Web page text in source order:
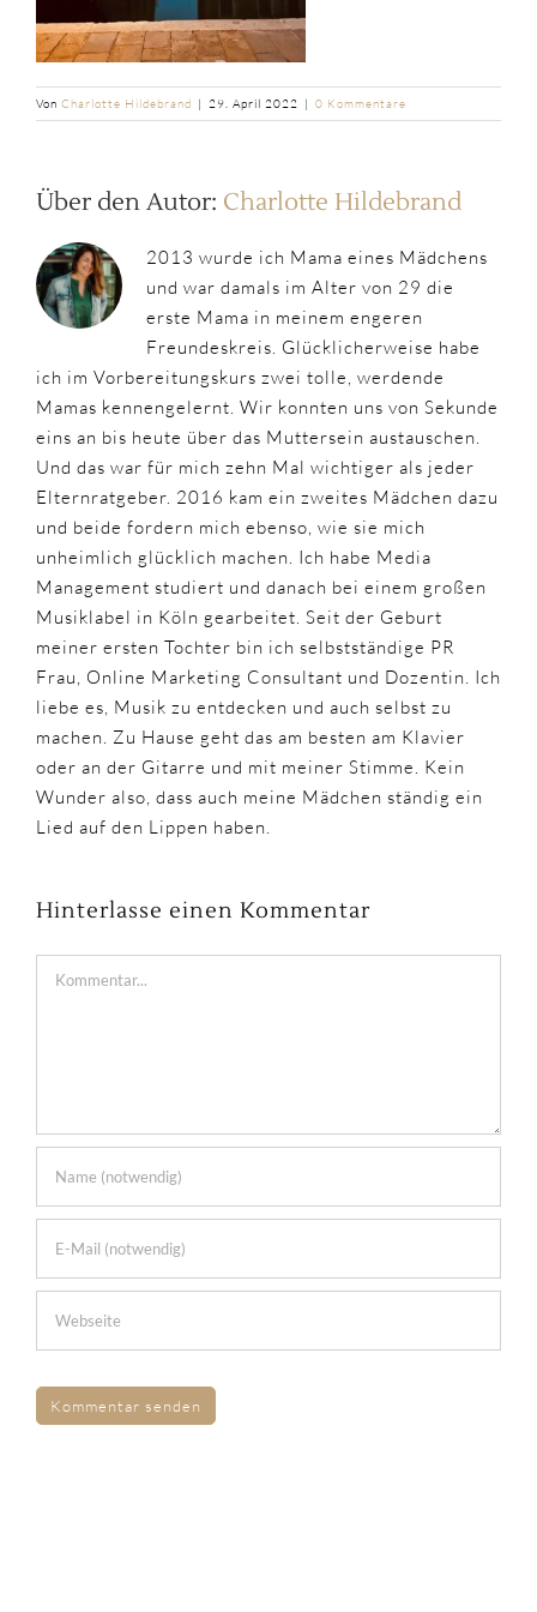
Von Charlotte Hildebrand | 29. April 2022 | 0 Kommentare
Über den Autor: Charlotte Hildebrand
2013 wurde ich Mama eines Mädchens
und war damals im Alter von 29 die
erste Mama in meinem engeren
Freundeskreis. Glücklicherweise habe
ich im Vorbereitungskurs zwei tolle, werdende
Mamas kennengelernt. Wir konnten uns von Sekunde
eins an bis heute über das Muttersein austauschen.
Und das war für mich zehn Mal wichtiger als jeder
Elternratgeber. 2016 kam ein zweites Mädchen dazu
und beide fordern mich ebenso, wie sie mich
unheimlich glücklich machen. Ich habe Media
Management studiert und danach bei einem großen
Musiklabel in Köln gearbeitet. Seit der Geburt
meiner ersten Tochter bin ich selbstständige PR
Frau, Online Marketing Consultant und Dozentin. Ich
liebe es, Musik zu entdecken und auch selbst zu
machen. Zu Hause geht das am besten am Klavier
oder an der Gitarre und mit meiner Stimme. Kein
Wunder also, dass auch meine Mädchen ständig ein
Lied auf den Lippen haben.
Hinterlasse einen Kommentar
Kommentar